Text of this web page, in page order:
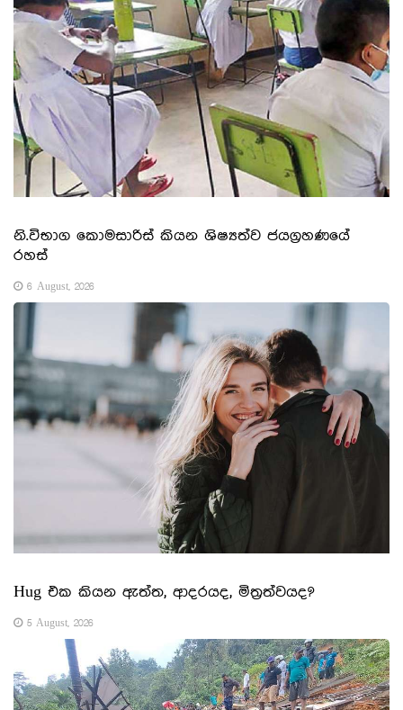
නි.විභාග කොමසාරිස් කියන ශිෂ්‍යත්ව ජයග්‍රහණයේ
රහස්
6 August, 2026
Hug එක කියන ඇත්ත, ආදරයද, මිත්‍රත්වයද?
5 August, 2026